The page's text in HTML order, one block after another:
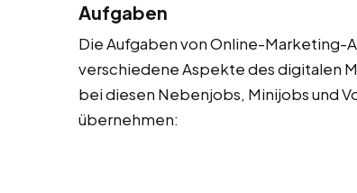
Aufgaben
Die Aufgaben von Online-Marketing-
verschiedene Aspekte des digitalen
bei diesen Nebenjobs, Minijobs und
übernehmen: